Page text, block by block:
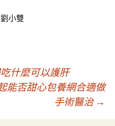
小雙
什麼可以護肝
能否甜心包養網合適做
手術醫治 →